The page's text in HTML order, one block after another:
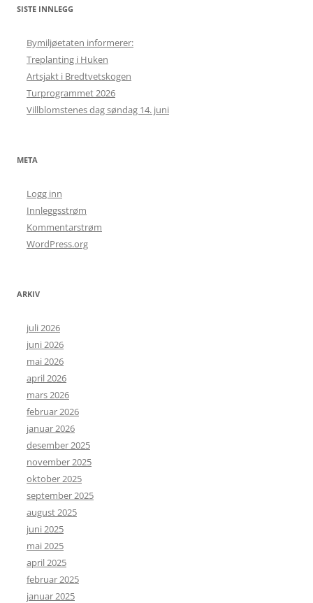
SISTE INNLEGG
Bymiljøetaten informerer:
Treplanting i Huken
Artsjakt i Bredtvetskogen
Turprogrammet 2026
Villblomstenes dag søndag 14. juni
META
Logg inn
Innleggsstrøm
Kommentarstrøm
WordPress.org
ARKIV
juli 2026
juni 2026
mai 2026
april 2026
mars 2026
februar 2026
januar 2026
desember 2025
november 2025
oktober 2025
september 2025
august 2025
juni 2025
mai 2025
april 2025
februar 2025
januar 2025